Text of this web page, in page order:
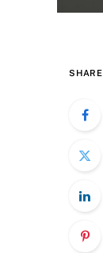
SHARE